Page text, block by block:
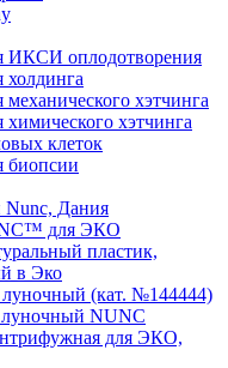
ИКСИ оплодотворения
хэтчинга
хэтчинга
клеток
биопсии
Nunc, Дания
для ЭКО
пластик,
в Эко
(кат. №144444)
NUNC
для ЭКО,